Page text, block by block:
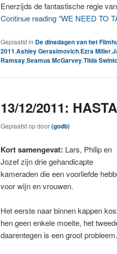
Enerzijds de fantastische regie
Continue reading “WE NEED TO
Geplaatst in De dinsdagen van het
2011,Ashley Gerasimovich,Ezra Miller,
Ramsay,Seamus McGarvey,Tilda
13/12/2011:
Geplaatst opdoor(godb)
Kort samengevat: Lars, Philip en
Jozef zijn drie gehandicapte
kameraden die een voorliefde
voor wijn en vrouwen.
Het eerste naar binnen kappen
hen geen enkele moeite, het
daarentegen is een groot probleem.